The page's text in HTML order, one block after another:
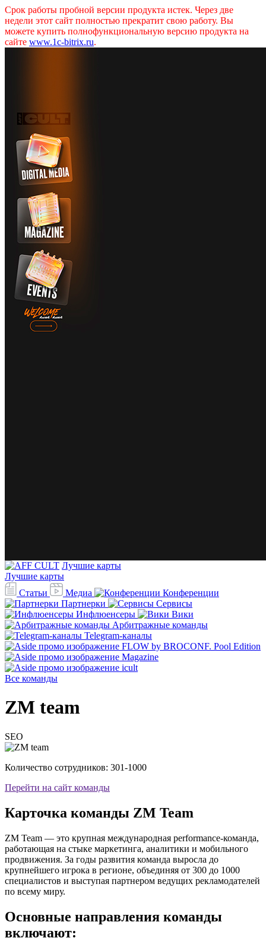
Срок работы пробной версии продукта истек. Через две
недели этот сайт полностью прекратит свою работу. Вы
можете купить полнофункциональную версию продукта на
сайте www.1c-bitrix.ru.
Лучшие карты
Лучшие карты
Статьи
Медиа
Конференции
Партнерки
Сервисы
Инфлюенсеры
Вики
Арбитражные команды
Telegram-каналы
Все команды
ZM team
SEO
Количество сотрудников: 301-1000
Перейти на сайт команды
Карточка команды ZM Team
ZM Team — это крупная международная performance-команда,
работающая на стыке маркетинга, аналитики и мобильного
продвижения. За годы развития команда выросла до
крупнейшего игрока в регионе, объединяя от 300 до 1000
специалистов и выступая партнером ведущих рекламодателей
по всему миру.
Основные направления команды
включают: